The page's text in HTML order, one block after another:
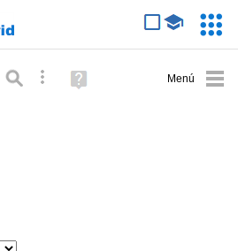
Búsqueda avanzada
Ayuda
(en